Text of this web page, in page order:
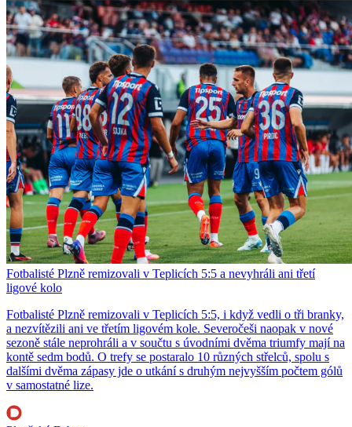
Fotbalisté Plzně remizovali v Teplicích 5:5 a nevyhráli ani třetí
ligové kolo
Fotbalisté Plzně remizovali v Teplicích 5:5, i když vedli o tři branky,
a nezvítězili ani ve třetím ligovém kole. Severočeši naopak v nové
sezoně stále neprohráli a v součtu s úvodními dvěma triumfy mají na
kontě sedm bodů. O trefy se postaralo 10 různých střelců, spolu s
dalšími dvěma zápasy jde o utkání s druhým nejvyšším počtem gólů
v samostatné lize.